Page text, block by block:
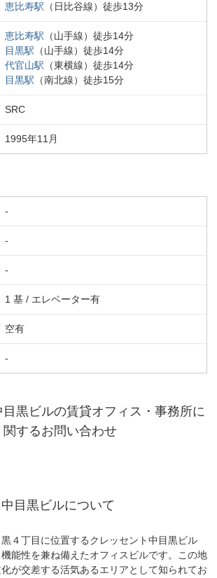
恵比寿駅 （ 日比谷線） 徒歩13分
恵比寿駅 （山手線） 徒歩14分
目黒駅 （山手線） 徒歩14分
代官山駅 （東横線） 徒歩14分
目黒駅 （南北線） 徒歩15分
SRC
1995年11 月
-
-
-
1 基 / エレベーター有
空有
-
目黒ビルの賃貸オフィス・事務所に
関するお問い合わせ
目黒ビルについて
４丁目に位置するクレッセント中目黒ビル
能性を兼ね備えたオフィスビルです。この地
が交差する活気あるエリアとして知られてお